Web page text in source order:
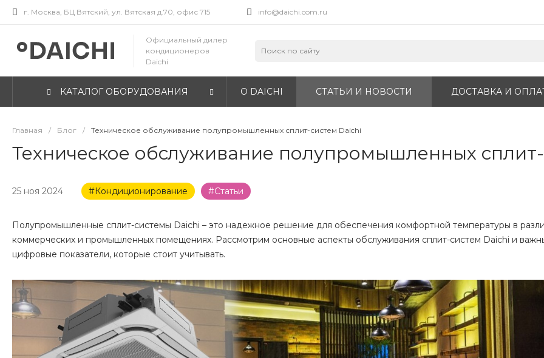
г. Москва, БЦ Вятский, ул. Вятская д.70, офис 715 info@daichi.com.ru
Официальный дилер
кондиционеров
Daichi
КАТАЛОГ ОБОРУДОВАНИЯ О DAICHI СТАТЬИ И НОВОСТИ ДОСТАВКА И
Главная / Блог / Техническое обслуживание полупромышленных сплит-систем Daichi
Техническое обслуживание полупромышленных
25 ноя 2024 #Кондиционирование #Статьи
Полупромышленные сплит-системы Daichi – это надежное решение для обеспечения комфортной температуры в
коммерческих и промышленных помещениях. Рассмотрим основные аспекты обслуживания сплит-систем Daichi и
цифровые показатели, которые стоит учитывать.